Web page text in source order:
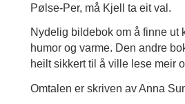
Pølse-Per, må Kjell ta eit val.
Nydelig bildebok om å finne ut
humor og varme. Den andre
heilt sikkert til å ville lese meir
Omtalen er skriven av Anna